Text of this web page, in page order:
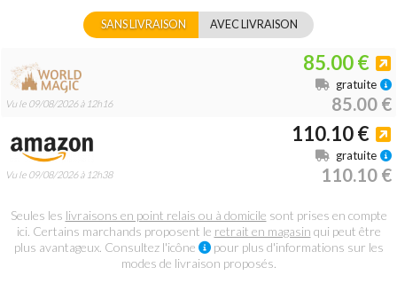
SANS LIVRAISON AVEC LIVRAISON
Vu le 09/08/2026 à 12h16
85.00 €
85.00 €
gratuite
Vu le 09/08/2026 à 12h38
110.10 €
110.10 €
gratuite
Seules les livraisons en point relais ou à domicile sont prises en compte
ici. Certains marchands proposent le retrait en magasin qui peut être
plus avantageux. Consultez l'icône
pour plus d'informations sur les
modes de livraison proposés.